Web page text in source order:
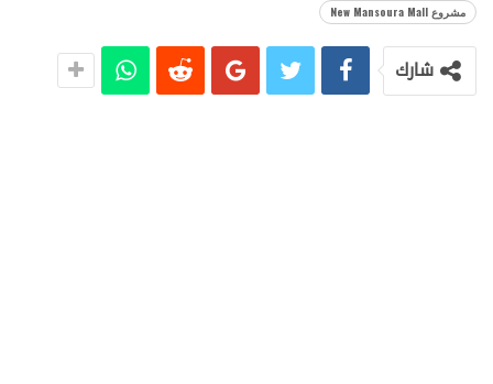
مشروع New Mansoura Mall
شارك